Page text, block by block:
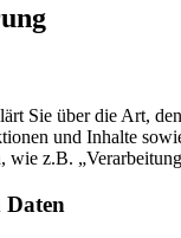
Sie über die Art,
und Inhalte
wie z.B.
Daten